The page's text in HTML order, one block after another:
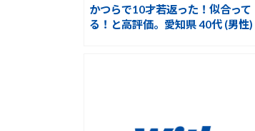
かつらで10才若返った！似合って
る！と高評価。愛知県 40代 (男性)